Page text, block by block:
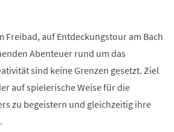
Freibad, auf Entdeckungstour am Bach
Abenteuer rund um das
sind keine Grenzen gesetzt. Ziel
auf spielerische Weise für die
zu begeistern und gleichzeitig ihre